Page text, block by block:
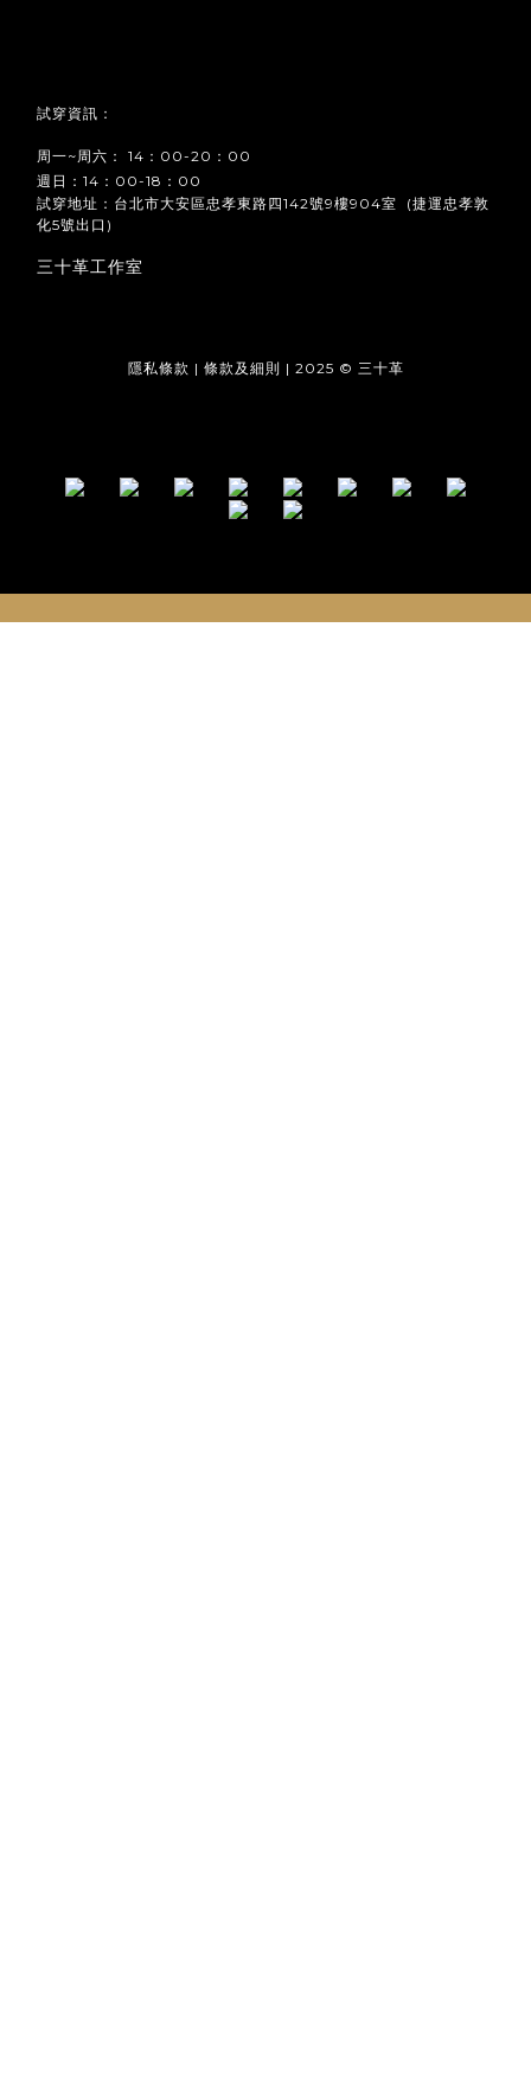
試穿資訊：
周一~周六： 14：00-20：00
週日：14：00-18：00
試穿地址：台北市大安區忠孝東路四142號9樓904室 (捷運忠孝敦
化5號出口)
三十革工作室
隱私條款 | 條款及細則 | 2025 © 三十革